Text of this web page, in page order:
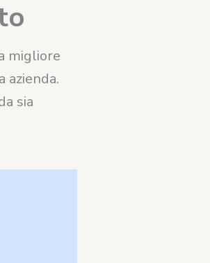
migliore
azienda.
sia